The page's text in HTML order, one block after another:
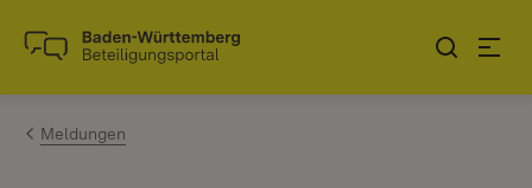
Zum Inhalt springen
Link zur Startseite
Meldungen